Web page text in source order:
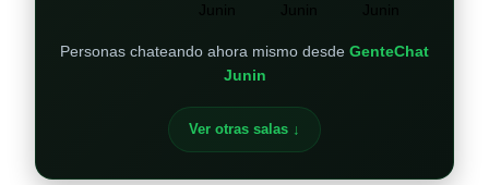
Personas chateando ahora mismo desde GenteChat
Junin
Ver otras salas ↓